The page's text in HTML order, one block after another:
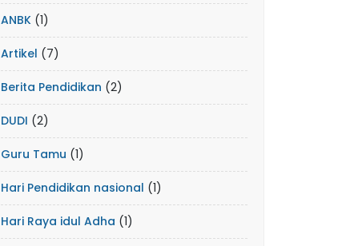
ANBK (1)
Artikel (7)
Berita Pendidikan (2)
DUDI (2)
Guru Tamu (1)
Hari Pendidikan nasional (1)
Hari Raya idul Adha (1)